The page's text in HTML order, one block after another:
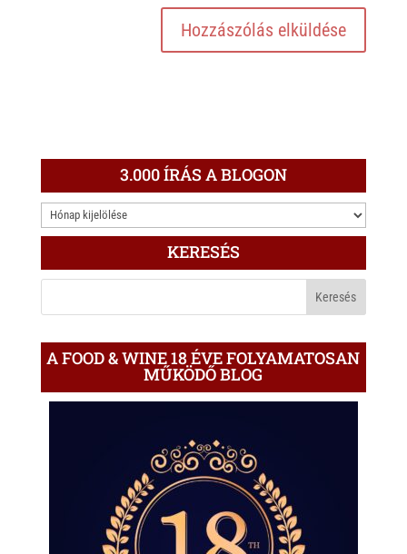
3.000 ÍRÁS A BLOGON
3.000
ÍRÁS
KERESÉS
A FOOD & WINE 18 ÉVE FOLYAMATOSAN
MŰKÖDŐ BLOG